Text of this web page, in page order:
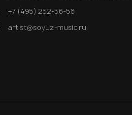
+7 (495) 252-56-56
artist@soyuz-music.ru